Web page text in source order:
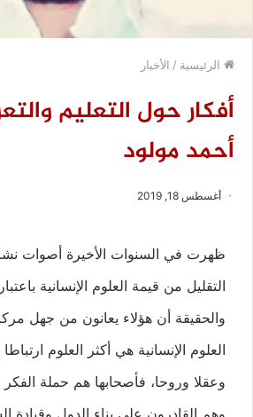
الرئيسية / الأخبار
أفكار حول التعليم
أحمد مولود
أغسطس 18, 2019
ظهرت في السنوات الأخيرة أصوات
التقليل من قيمة العلوم الإنسانية
والحقيقة أن هؤلاء يعانون من جهل
العلوم الإنسانية هي أكثر العلوم
وعقلا وروحا، فأصحابها هم حملة الفكر
وهم القادرون على بناء الدول وقيادة